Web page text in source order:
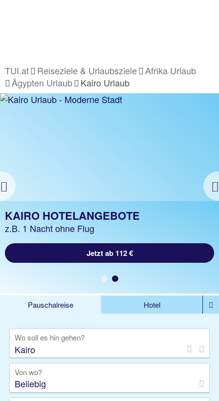
TUI.at Reiseziele & Urlaubsziele
Afrika Urlaub
Ägypten Urlaub
Kairo Urlaub
Previous
KAIRO URLAUB
z.B. 1 Woche Hotel inkl. Flug
Jetzt ab 649 €
KAIRO HOTELANGEBOTE
z.B. 1 Nacht ohne Flug
Jetzt ab 112 €
Pauschalreise
Hotel
Rundreise
Kreuzfahrt
Gruppenreise
Camper Privattransfer
Wo soll es hin gehen?
Von wo?
Beliebig